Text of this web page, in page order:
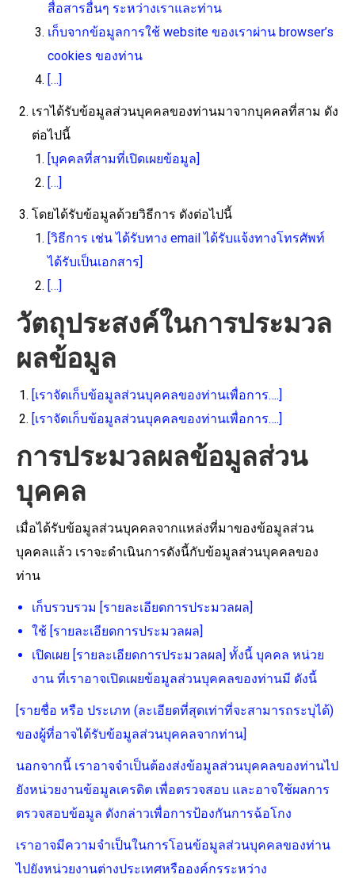
สื่อสารอื่นๆ ระหว่างเราและท่าน
เก็บจากข้อมูลการใช้ website ของเราผ่าน browser’s
cookies ของท่าน
[…]
เราได้รับข้อมูลส่วนบุคคลของท่านมาจากบุคคลที่สาม ดัง
ต่อไปนี้
[บุคคลที่สามที่เปิดเผยข้อมูล]
[…]
โดยได้รับข้อมูลด้วยวิธีการ ดังต่อไปนี้
[วิธีการ เช่น ได้รับทาง email ได้รับแจ้งทางโทรศัพท์
ได้รับเป็นเอกสาร]
[…]
วัตถุประสงค์ในการประมวล
ผลข้อมูล
[เราจัดเก็บข้อมูลส่วนบุคคลของท่านเพื่อการ….]
[เราจัดเก็บข้อมูลส่วนบุคคลของท่านเพื่อการ….]
การประมวลผลข้อมูลส่วน
บุคคล
เมื่อได้รับข้อมูลส่วนบุคคลจากแหล่งที่มาของข้อมูลส่วน
บุคคลแล้ว เราจะดำเนินการดังนี้กับข้อมูลส่วนบุคคลของ
ท่าน
เก็บรวบรวม [รายละเอียดการประมวลผล]
ใช้ [รายละเอียดการประมวลผล]
เปิดเผย [รายละเอียดการประมวลผล] ทั้งนี้ บุคคล หน่วย
งาน ที่เราอาจเปิดเผยข้อมูลส่วนบุคคลของท่านมี ดังนี้
[รายชื่อ หรือ ประเภท (ละเอียดที่สุดเท่าที่จะสามารถระบุได้)
ของผู้ที่อาจได้รับข้อมูลส่วนบุคคลจากท่าน]
นอกจากนี้ เราอาจจำเป็นต้องส่งข้อมูลส่วนบุคคลของท่านไป
ยังหน่วยงานข้อมูลเครดิต เพื่อตรวจสอบ และอาจใช้ผลการ
ตรวจสอบข้อมูล ดังกล่าวเพื่อการป้องกันการฉ้อโกง
เราอาจมีความจำเป็นในการโอนข้อมูลส่วนบุคคลของท่าน
ไปยังหน่วยงานต่างประเทศหรือองค์กรระหว่าง